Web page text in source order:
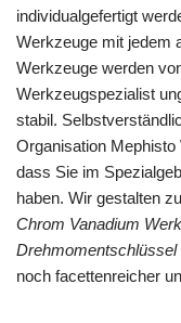
individualgefertigt
Werkzeuge mit jedem
Werkzeuge werden
Werkzeugspezialist
stabil.
Organisation
dass Sie im
haben. Wir gestalten
Chrom Vanadium
Drehmomentschlüssel
noch facettenreicher